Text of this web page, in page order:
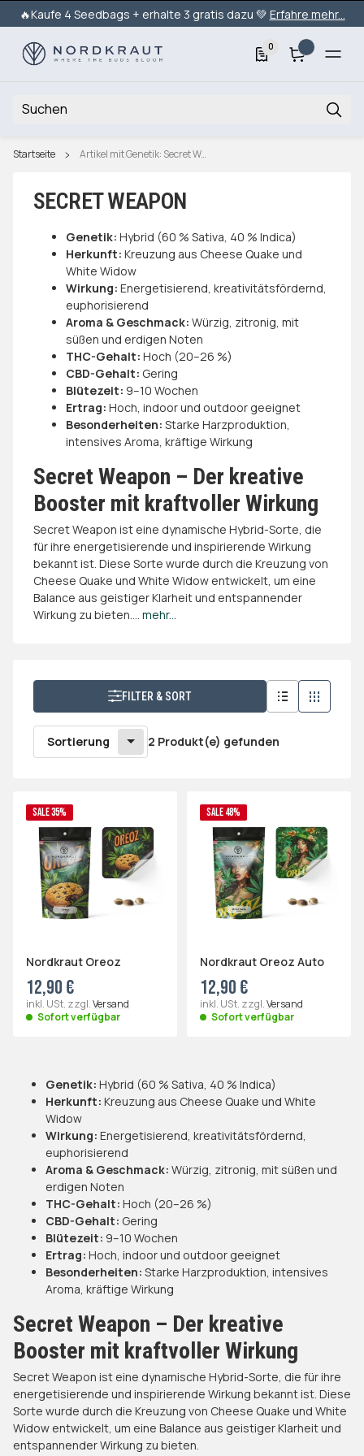
🔥Kaufe 4 Seedbags + erhalte 3 gratis dazu 💚 Erfahre mehr...
0
Startseite Artikel mit Genetik: Secret Weapon
SECRET WEAPON
Genetik: Hybrid (60 % Sativa, 40 % Indica)
Herkunft: Kreuzung aus Cheese Quake und
White Widow
Wirkung: Energetisierend, kreativitätsfördernd,
euphorisierend
Aroma & Geschmack: Würzig, zitronig, mit
süßen und erdigen Noten
THC-Gehalt: Hoch (20–26 %)
CBD-Gehalt: Gering
Blütezeit: 9–10 Wochen
Ertrag: Hoch, indoor und outdoor geeignet
Besonderheiten: Starke Harzproduktion,
intensives Aroma, kräftige Wirkung
Secret Weapon – Der kreative
Booster mit kraftvoller Wirkung
Secret Weapon ist eine dynamische Hybrid-Sorte, die
für ihre energetisierende und inspirierende Wirkung
bekannt ist. Diese Sorte wurde durch die Kreuzung von
Cheese Quake und White Widow entwickelt, um eine
Balance aus geistiger Klarheit und entspannender
Wirkung zu bieten.... mehr...
FILTER & SORT
Sortierung 2 Produkt(e) gefunden
SALE 35%
Nordkraut Oreoz
12,90 €
inkl. USt. zzgl.Versand
Sofort verfügbar
SALE 48%
Nordkraut Oreoz Auto
12,90 €
inkl. USt. zzgl.Versand
Sofort verfügbar
Genetik: Hybrid (60 % Sativa, 40 % Indica)
Herkunft: Kreuzung aus Cheese Quake und White
Widow
Wirkung: Energetisierend, kreativitätsfördernd,
euphorisierend
Aroma & Geschmack: Würzig, zitronig, mit süßen und
erdigen Noten
THC-Gehalt: Hoch (20–26 %)
CBD-Gehalt: Gering
Blütezeit: 9–10 Wochen
Ertrag: Hoch, indoor und outdoor geeignet
Besonderheiten: Starke Harzproduktion, intensives
Aroma, kräftige Wirkung
Secret Weapon – Der kreative
Booster mit kraftvoller Wirkung
Secret Weapon ist eine dynamische Hybrid-Sorte, die für ihre
energetisierende und inspirierende Wirkung bekannt ist. Diese
Sorte wurde durch die Kreuzung von Cheese Quake und White
Widow entwickelt, um eine Balance aus geistiger Klarheit und
entspannender Wirkung zu bieten.